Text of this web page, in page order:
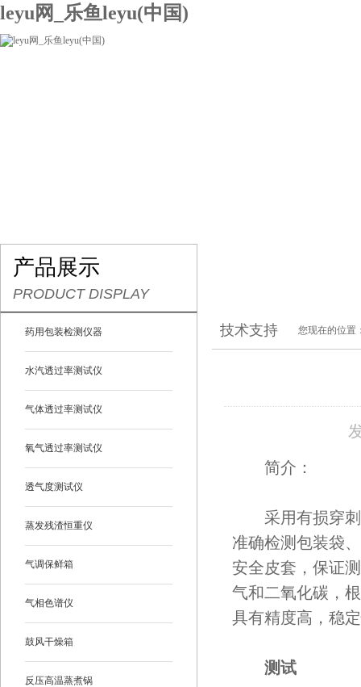
leyu网_乐鱼leyu(中国)
产品展示
PRODUCT DISPLAY
药用包装检测仪器
水汽透过率测试仪
气体透过率测试仪
氧气透过率测试仪
透气度测试仪
蒸发残渣恒重仪
气调保鲜箱
气相色谱仪
鼓风干燥箱
反压高温蒸煮锅
技术支持 您现在的位置
简介：
采用有损穿刺
准确检测包装袋
安全皮套，保证
气和二氧化碳，
具有精度高，稳
测试